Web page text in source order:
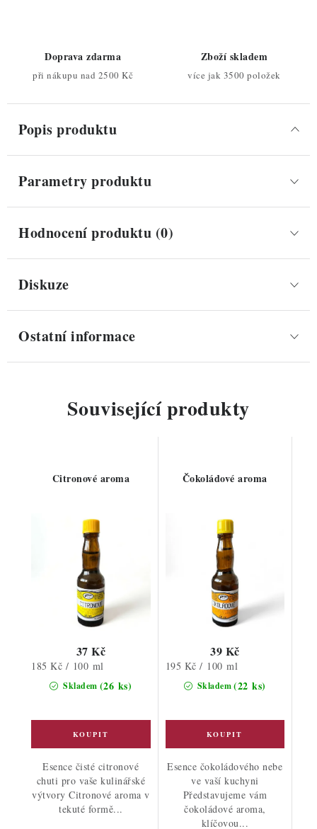
Doprava zdarma
při nákupu nad 2500 Kč
Zboží skladem
více jak 3500 položek
Popis produktu
Parametry produktu
Hodnocení produktu (0)
Diskuze
Ostatní informace
Související produkty
Citronové aroma
Skladem (26 ks)
37 Kč
Měrná
cena:
185 Kč / 100 ml
Esence čisté citronové
chuti pro vaše kulinářské
výtvory Citronové aroma v
tekuté formě...
Čokoládové aroma
Skladem(22 ks)
39 Kč
Měrná
cena:
195 Kč / 100 ml
Esence čokoládového nebe
ve vaší kuchyni
Představujeme vám
čokoládové aroma,
klíčovou...